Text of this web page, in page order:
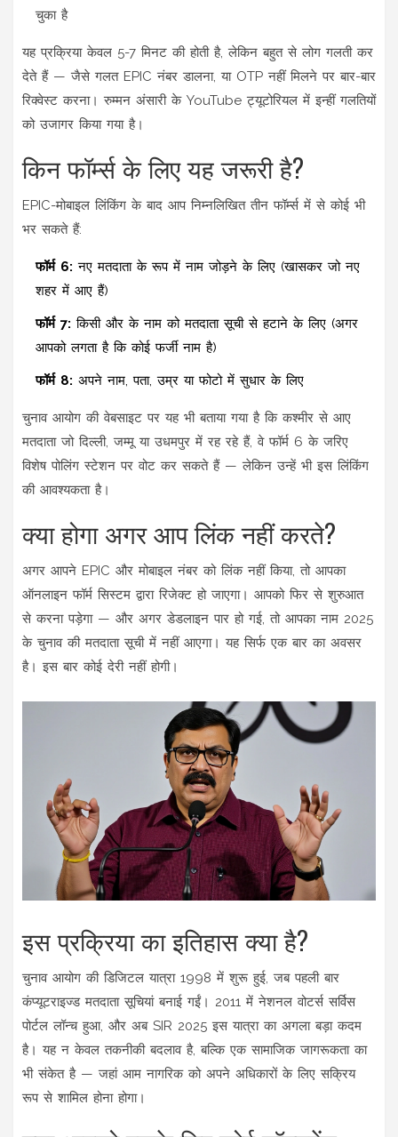
चुका है
यह प्रक्रिया केवल 5-7 मिनट की होती है, लेकिन बहुत से लोग गलती कर
देते हैं — जैसे गलत EPIC नंबर डालना, या OTP नहीं मिलने पर बार-बार
रिक्वेस्ट करना।रुम्मन अंसारीके YouTube ट्यूटोरियल में इन्हीं गलतियों
को उजागर किया गया है।
किन फॉर्म्स के लिए यह जरूरी है?
EPIC-मोबाइल लिंकिंग के बाद आप निम्नलिखित तीन फॉर्म्स में से कोई भी
भर सकते हैं:
फॉर्म 6: नए मतदाता के रूप में नाम जोड़ने के लिए (खासकर जो नए
शहर में आए हैं)
फॉर्म 7: किसी और के नाम को मतदाता सूची से हटाने के लिए (अगर
आपको लगता है कि कोई फर्जी नाम है)
फॉर्म 8: अपने नाम, पता, उम्र या फोटो में सुधार के लिए
चुनाव आयोग की वेबसाइट पर यह भी बताया गया है कि कश्मीर से आए
मतदाता जो दिल्ली, जम्मू या उधमपुर में रह रहे हैं, वे फॉर्म 6 के जरिए
विशेष पोलिंग स्टेशन पर वोट कर सकते हैं — लेकिन उन्हें भी इस लिंकिंग
की आवश्यकता है।
क्या होगा अगर आप लिंक नहीं करते?
अगर आपने EPIC और मोबाइल नंबर को लिंक नहीं किया, तो आपका
ऑनलाइन फॉर्म सिस्टम द्वारा रिजेक्ट हो जाएगा। आपको फिर से शुरुआत
से करना पड़ेगा — और अगर डेडलाइन पार हो गई, तो आपका नाम 2025
के चुनाव की मतदाता सूची में नहीं आएगा। यह सिर्फ एक बार का अवसर
है। इस बार कोई देरी नहीं होगी।
इस प्रक्रिया का इतिहास क्या है?
चुनाव आयोग की डिजिटल यात्रा 1998 में शुरू हुई, जब पहली बार
कंप्यूटराइज्ड मतदाता सूचियां बनाई गईं। 2011 में नेशनल वोटर्स सर्विस
पोर्टल लॉन्च हुआ, और अब SIR 2025 इस यात्रा का अगला बड़ा कदम
है। यह न केवल तकनीकी बदलाव है, बल्कि एक सामाजिक जागरूकता का
भी संकेत है — जहां आम नागरिक को अपने अधिकारों के लिए सक्रिय
रूप से शामिल होना होगा।